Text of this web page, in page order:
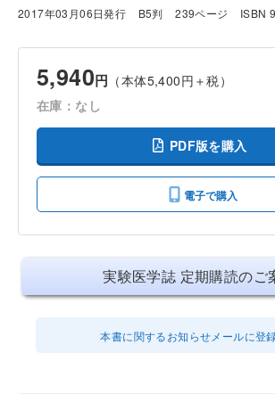
2017年03月06日発行
B5判 239ページ ISBN
5,940円 （本体5,400円＋税）
在庫：なし
PDF版を購入
電子で購入
実験医学誌 定期購読のご
本書に関するお知らせメールに登